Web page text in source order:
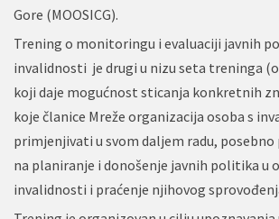
Gore (MOOSICG).
Trening o monitoringu i evaluaciji javnih
invalidnosti je drugi u nizu seta treninga
koji daje mogućnost sticanja konkretnih
koje članice Mreže organizacija osoba s
primjenjivati u svom daljem radu,
na planiranje i donošenje javnih politika u
invalidnosti i praćenje njihovog